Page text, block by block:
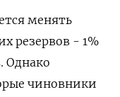
менять
резервов - 1%
Однако
чиновники